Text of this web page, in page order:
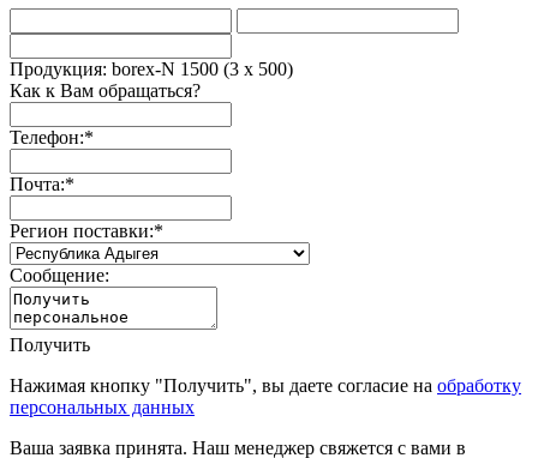
Продукция: borex-N 1500 (3 x 500)
Как к Вам обращаться?
Телефон:*
Почта:*
Регион поставки:*
Сообщение:
Получить
Нажимая кнопку "Получить", вы даете согласие на обработку
персональных данных
Ваша заявка принята. Наш менеджер свяжется с вами в